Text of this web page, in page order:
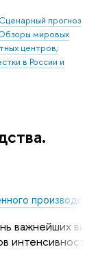
прогноз
мировых
центров;
в России и
важнейших
интенсивности